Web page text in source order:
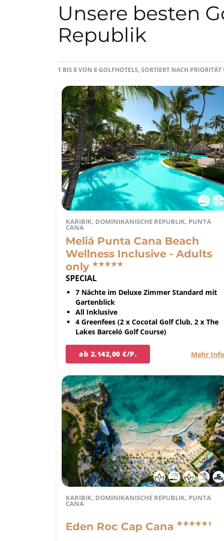
Unsere besten
Republik
1 BIS 8 VON 8 GOLFHOTELS, SORTIERT NACH
KARIBIK, DOMINIKANISCHE REPUBLIK, PUNTA
CANA
Meliá Punta Cana Beach
Wellness Inclusive - Adults
only
SPECIAL
7 Nächte im Deluxe Zimmer Standard mit
Gartenblick
All Inklusive
4 Greenfees (2 x Cocotal Golf Club, 2 x The
Lakes Barceló Golf Course)
ab 2.142,00 €/P. Mehr Info
KARIBIK, DOMINIKANISCHE REPUBLIK, PUNTA
CANA
Eden Roc Cap Cana